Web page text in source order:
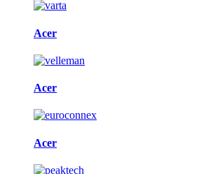
Acer
Acer
Acer